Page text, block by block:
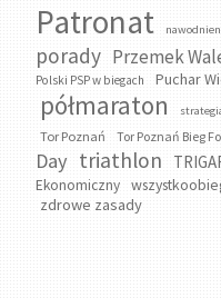
Patronat
porady Przemek
Polski PSP w biegach
Puchar
półmaraton
Tor Poznań Tor Poznań Bieg
Day triathlon
Ekonomiczny
zdrowe zasady